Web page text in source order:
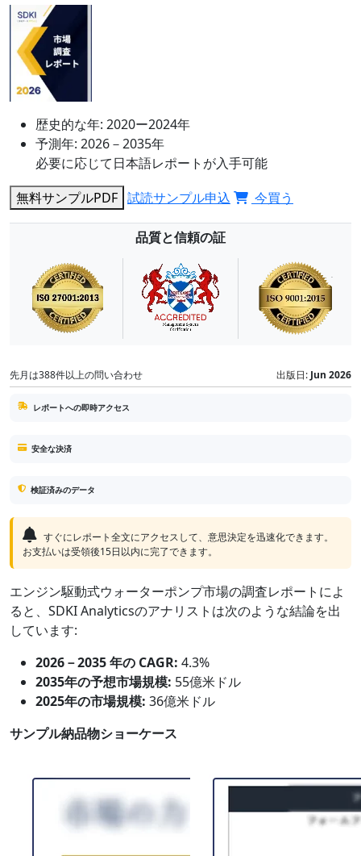
歴史的な年: 2020ー2024年
予測年: 2026－2035年
必要に応じて日本語レポートが入手可能
無料サンプルPDF 試読サンプル申込 今買う
品質と信頼の証
先月は388件以上の問い合わせ 出版日: Jun 2026
レポートへの即時アクセス
安全な決済
検証済みのデータ
すぐにレポート全文にアクセスして、意思決定を迅速化できます。
お支払いは受領後15日以内に完了できます。
エンジン駆動式ウォーターポンプ市場の調査レポートによ
ると、SDKI Analyticsのアナリストは次のような結論を出
しています:
2026－2035 年の CAGR: 4.3%
2035年の予想市場規模: 55億米ドル
2025年の市場規模: 36億米ドル
サンプル納品物ショーケース